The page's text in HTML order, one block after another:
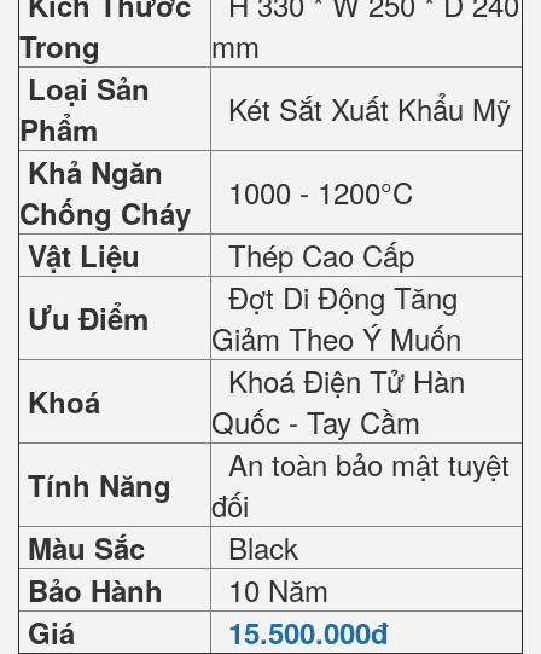
Trong
mm
Loại Sản
Phẩm
Két Sắt Xuất Khẩu Mỹ
Khả Ngăn
Chống Cháy
1000 - 1200°C
Vật Liệu Thép Cao Cấp
Ưu Điểm
Đợt Di Động Tăng
Giảm Theo Ý Muốn
Khoá
Khoá Điện Tử Hàn
Quốc - Tay Cầm
Tính Năng
An toàn bảo mật tuyệt
đối
Màu Sắc Black
Bảo Hành 10 Năm
Giá 15.500.000đ